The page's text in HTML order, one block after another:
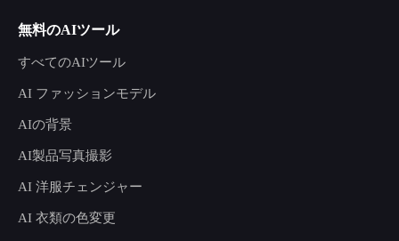
無料のAIツール
すべてのAIツール
AI ファッションモデル
AIの背景
AI製品写真撮影
AI 洋服チェンジャー
AI 衣類の色変更